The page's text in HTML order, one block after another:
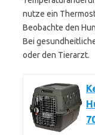
nutze ein
Beobachte den
Bei
oder den Tierarzt.